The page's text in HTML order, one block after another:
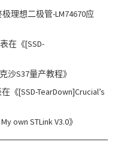
极理想二极管-LM74670应
在《[SSD-
沙S37量产教程》
在《[SSD-TearDown]Crucial’s
own STLink V3.0》